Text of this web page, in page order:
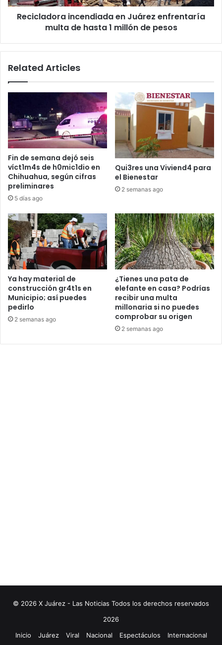
1
millónRecicladora incendiada en Juárez enfrentaría
multa de hasta 1 millón de pesos
Related Articles
Fin de semana dejó seis
víct1m4s de h0mic1dio en
Chihuahua, según cifras
preliminares
5 días ago
Qui3res una Viviend4 para
el Bienestar
2 semanas ago
Ya hay material de
construcción gr4t1s en
Municipio; así puedes
pedirlo
2 semanas ago
¿Tienes una pata de
elefante en casa? Podrías
recibir una multa
millonaria si no puedes
comprobar su origen
2 semanas ago
© 2026 X Juárez - Las Noticias Todos los derechos reservados
2026
Inicio
Juárez Viral Nacional Espectáculos Internacional